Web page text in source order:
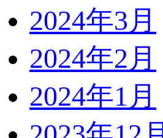
2024年3月
2024年2月
2024年1月